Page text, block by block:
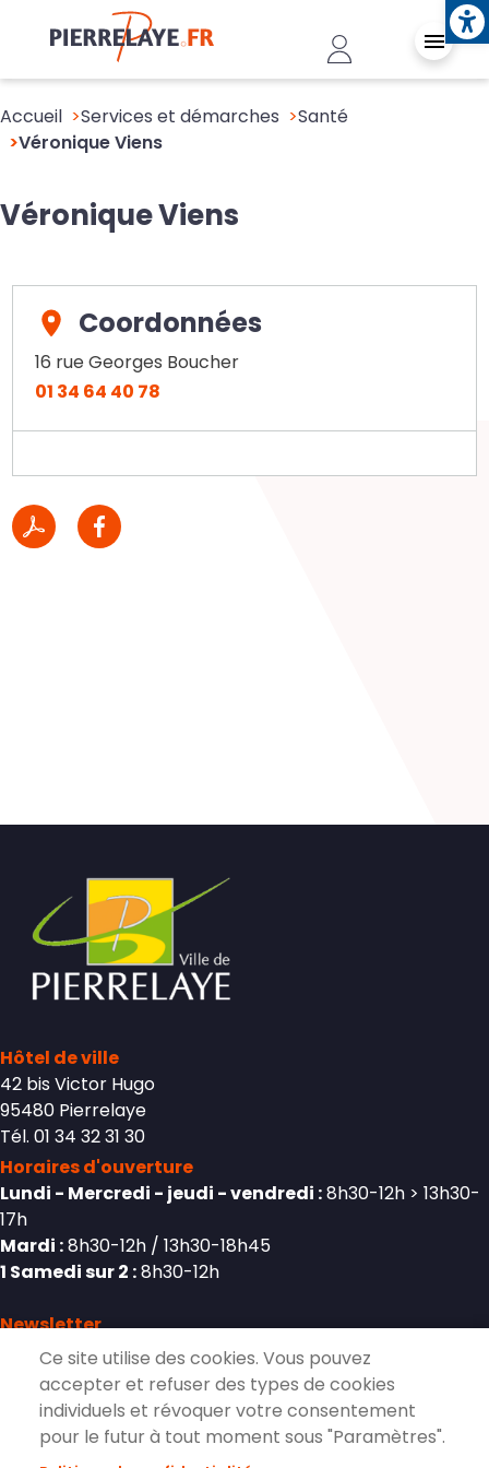
Aller au contenu principal
Header -
Accueil Services et démarches
Santé
Véronique Viens
Véronique Viens
Coordonnées
16 rue Georges Boucher
01 34 64 40 78
Hôtel de ville
42 bis Victor Hugo
95480 Pierrelaye
Tél. 01 34 32 31 30
Horaires d'ouverture
Lundi - Mercredi - jeudi - vendredi :8h30-12h > 13h30-
17h
Mardi :8h30-12h / 13h30-18h45
1 Samedi sur 2 :8h30-12h
Newsletter
S'inscrire à la lettre d'information de
Pierrelaye
Ce site utilise des cookies. Vous pouvez
accepter et refuser des types de cookies
individuels et révoquer votre consentement
pour le futur à tout moment sous "Paramètres".